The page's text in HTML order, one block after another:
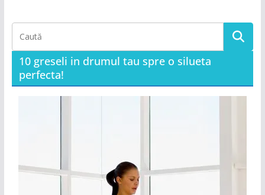
10 greseli in drumul tau spre o silueta
perfecta!